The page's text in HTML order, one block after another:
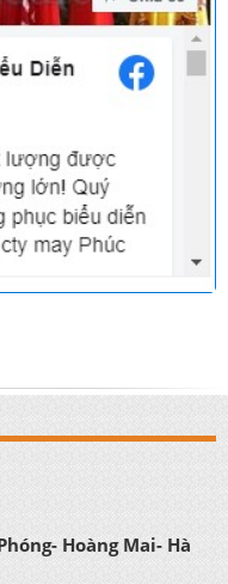
Hoàng Mai- Hà